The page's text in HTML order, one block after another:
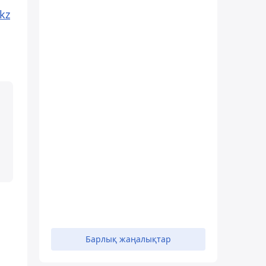
Барлық жаңалықтар